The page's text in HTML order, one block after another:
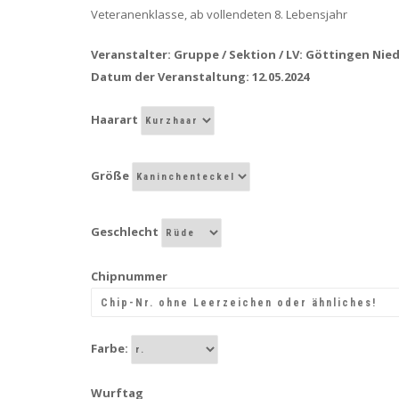
Veteranenklasse, ab vollendeten 8. Lebensjahr
Veranstalter: Gruppe / Sektion / LV: Göttingen
Datum der Veranstaltung: 12.05.2024
Haarart
Größe
Geschlecht
Chipnummer
Farbe:
Wurftag